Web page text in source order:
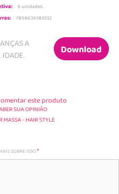
6 unidades.
7898639383532
A
Download
este produto
SUA OPINIÃO
MASSA - HAIR STYLE
SOBRE ISSO